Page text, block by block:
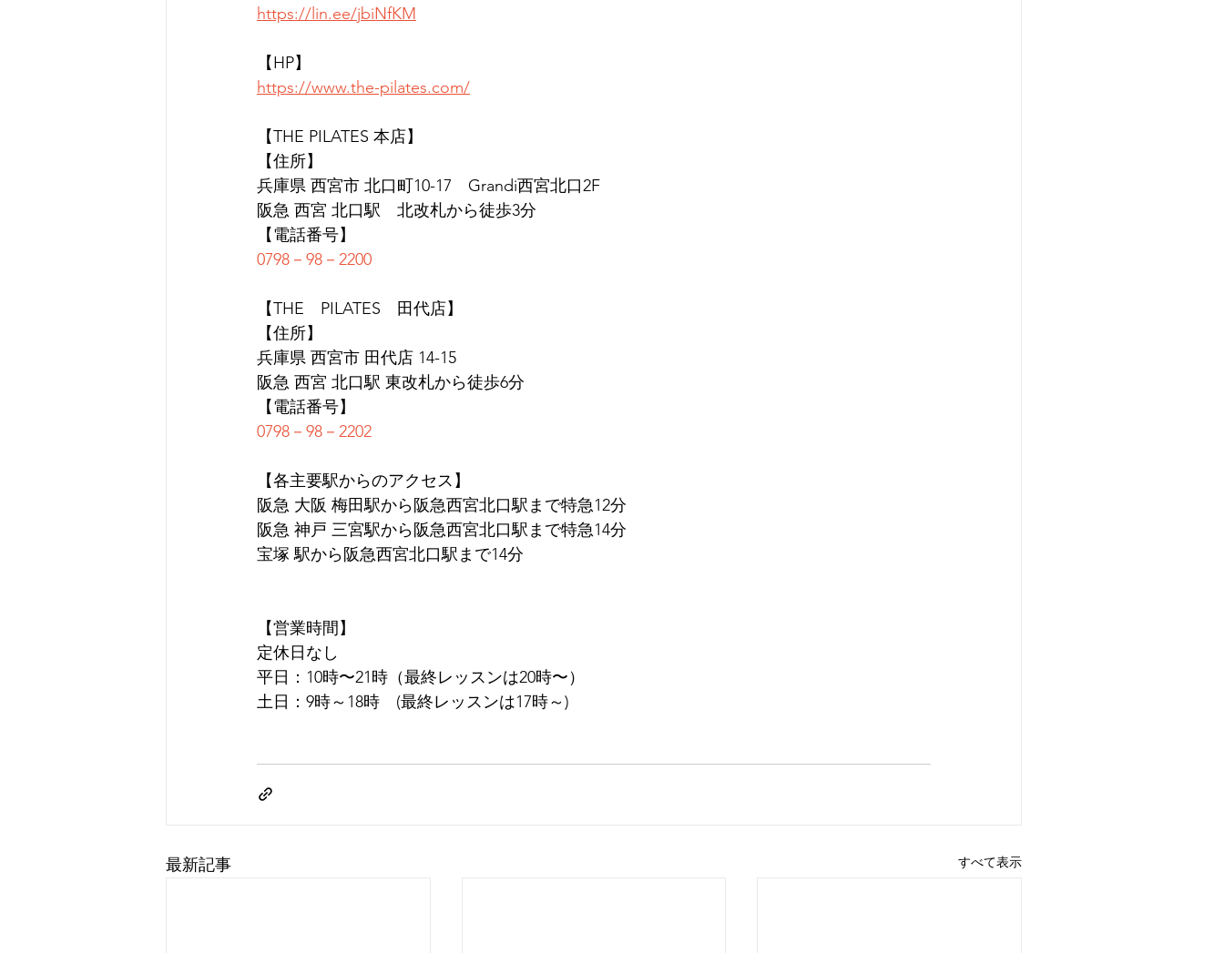
https://lin.ee/jbiNfKM
【HP】
https://www.the-pilates.com/
【THE PILATES 本店】
【住所】
兵庫県 西宮市 北口町10-17　Grandi西宮北口2F
阪急 西宮 北口駅　北改札から徒歩3分
【電話番号】
0798－98－2200
【THE　PILATES　田代店】
【住所】
兵庫県 西宮市 田代店 14-15
阪急 西宮 北口駅 東改札から徒歩6分
【電話番号】
0798－98－2202
【各主要駅からのアクセス】
阪急 大阪 梅田駅から阪急西宮北口駅まで特急12分
阪急 神戸 三宮駅から阪急西宮北口駅まで特急14分
宝塚 駅から阪急西宮北口駅まで14分
【営業時間】
定休日なし
平日：10時〜21時（最終レッスンは20時〜）
土日：9時～18時　(最終レッスンは17時～)
最新記事 すべて表示